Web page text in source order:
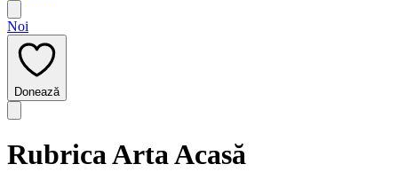
Noi
Donează
RubricaArta Acasă